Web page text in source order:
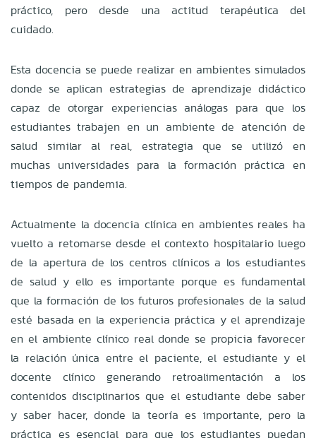
práctico, pero desde una actitud terapéutica del
cuidado.
Esta docencia se puede realizar en ambientes simulados
donde se aplican estrategias de aprendizaje didáctico
capaz de otorgar experiencias análogas para que los
estudiantes trabajen en un ambiente de atención de
salud similar al real, estrategia que se utilizó en
muchas universidades para la formación práctica en
tiempos de pandemia.
Actualmente la docencia clínica en ambientes reales ha
vuelto a retomarse desde el contexto hospitalario luego
de la apertura de los centros clínicos a los estudiantes
de salud y ello es importante porque es fundamental
que la formación de los futuros profesionales de la salud
esté basada en la experiencia práctica y el aprendizaje
en el ambiente clínico real donde se propicia favorecer
la relación única entre el paciente, el estudiante y el
docente clínico generando retroalimentación a los
contenidos disciplinarios que el estudiante debe saber
y saber hacer, donde la teoría es importante, pero la
práctica es esencial para que los estudiantes puedan